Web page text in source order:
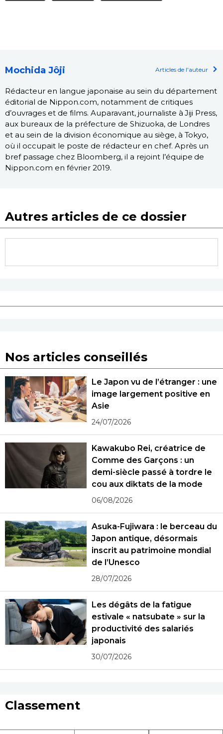
Mochida Jôji Articles de l'auteur
Rédacteur en langue japonaise au sein du département
éditorial de Nippon.com, notamment de critiques
d’ouvrages et de films. Auparavant, journaliste à Jiji Press,
aux bureaux de la préfecture de Shizuoka, de Londres
et au sein de la division économique au siège, à Tokyo,
où il occupait le poste de rédacteur en chef. Après un
bref passage chez Bloomberg, il a rejoint l’équipe de
Nippon.com en février 2019.
Autres articles de ce dossier
Nos articles conseillés
Le Japon vu de l’étranger : une
image largement positive en
Asie
24/07/2026
Kawakubo Rei, créatrice de
Comme des Garçons : un
demi-siècle passé à tordre le
cou aux diktats de la mode
06/08/2026
Asuka-Fujiwara : le berceau du
Japon antique, désormais
inscrit au patrimoine mondial
de l’Unesco
28/07/2026
Les dégâts de la fatigue
estivale « natsubate » sur la
productivité des salariés
japonais
30/07/2026
Classement